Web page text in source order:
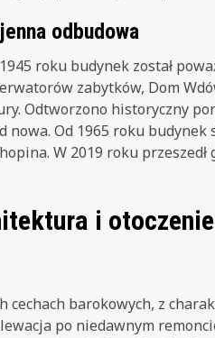
odbudowa
roku budynek został
zabytków, Dom
Odtworzono historyczny
Od 1965 roku budynek
W 2019 roku
i otoczenie
cechach barokowych, z
po niedawnym